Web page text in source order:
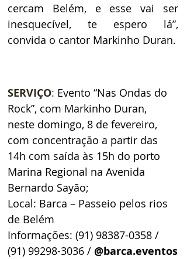
cercam Belém, e esse vai ser
inesquecível, te espero lá”,
convida o cantor Markinho Duran.
SERVIÇO: Evento “Nas Ondas do
Rock”, com Markinho Duran,
neste domingo, 8 de fevereiro,
com concentração a partir das
14h com saída às 15h do porto
Marina Regional na Avenida
Bernardo Sayão;
Local: Barca – Passeio pelos rios
de Belém
Informações: (91) 98387-0358 /
(91) 99298-3036 / @barca.eventos